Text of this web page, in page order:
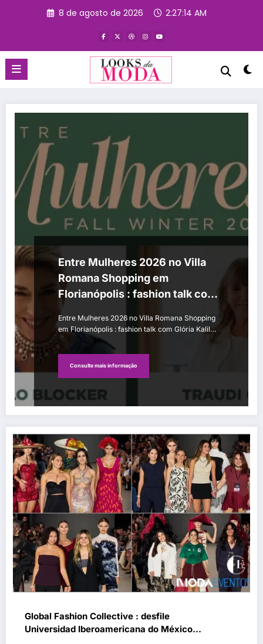
8 de agosto de 2026 2:27:15 AM
Entre Mulheres 2026 no Villa
Romana Shopping em
Florianópolis : fashion talk com
Entre Mulheres 2026 no Villa Romana Shopping
em Florianópolis : fashion talk com Glória Kalil…
Consulte mais informação
Global Fashion Collective : desfile
Universidad Iberoamericana do México